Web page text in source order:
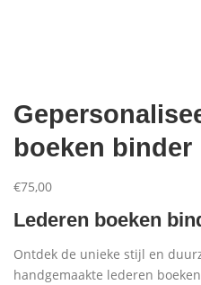
boeken binder
€75,00
Lederen boeken
Ontdek de unieke stijl en
handgemaakte lederen